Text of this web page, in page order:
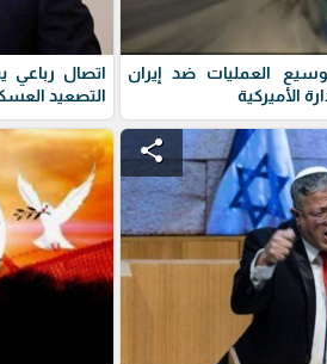
العمليات ضد إيران
الأميركية
اتصال رباعي
التصعيد
share